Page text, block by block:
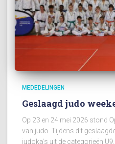
MEDEDELINGEN
Geslaagd judo
Op 23 en 24 mei 2026 stond
van judo. Tijdens dit
judoka’s uit de categorieën